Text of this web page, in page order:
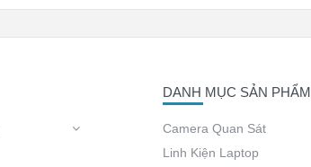
DANH MỤC SẢN PHẨM
Camera Quan Sát
Linh Kiện Laptop